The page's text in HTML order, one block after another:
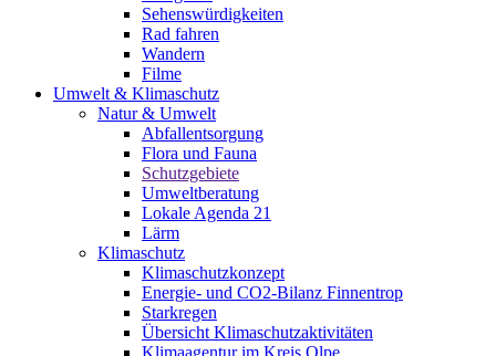
Sehenswürdigkeiten
Rad fahren
Wandern
Filme
Umwelt & Klimaschutz
Natur & Umwelt
Abfallentsorgung
Flora und Fauna
Schutzgebiete
Umweltberatung
Lokale Agenda 21
Lärm
Klimaschutz
Klimaschutzkonzept
Energie- und CO2-Bilanz Finnentrop
Starkregen
Übersicht Klimaschutzaktivitäten
Klimaagentur im Kreis Olpe